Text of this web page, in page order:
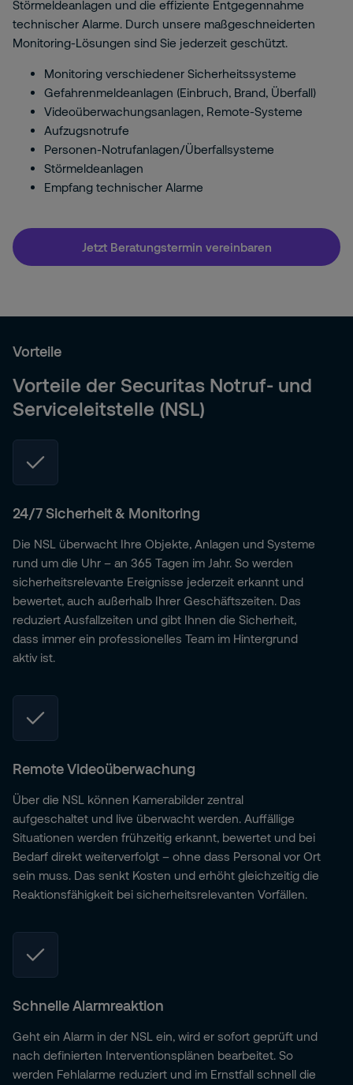
Störmeldeanlagen und die effiziente Entgegennahme
technischer Alarme. Durch unsere maßgeschneiderten
Monitoring-Lösungen sind Sie jederzeit geschützt.
Monitoring verschiedener Sicherheitssysteme
Gefahrenmeldeanlagen (Einbruch, Brand, Überfall)
Videoüberwachungsanlagen, Remote-Systeme
Aufzugsnotrufe
Personen-Notrufanlagen/Überfallsysteme
Störmeldeanlagen
Empfang technischer Alarme
Jetzt Beratungstermin vereinbaren
Vorteile
Vorteile der Securitas Notruf- und
Serviceleitstelle (NSL)
24/7 Sicherheit & Monitoring
Die NSL überwacht Ihre Objekte, Anlagen und Systeme
rund um die Uhr – an 365 Tagen im Jahr. So werden
sicherheitsrelevante Ereignisse jederzeit erkannt und
bewertet, auch außerhalb Ihrer Geschäftszeiten. Das
reduziert Ausfallzeiten und gibt Ihnen die Sicherheit,
dass immer ein professionelles Team im Hintergrund
aktiv ist.
Remote Videoüberwachung
Über die NSL können Kamerabilder zentral
aufgeschaltet und live überwacht werden. Auffällige
Situationen werden frühzeitig erkannt, bewertet und bei
Bedarf direkt weiterverfolgt – ohne dass Personal vor Ort
sein muss. Das senkt Kosten und erhöht gleichzeitig die
Reaktionsfähigkeit bei sicherheitsrelevanten Vorfällen.
Schnelle Alarmreaktion
Geht ein Alarm in der NSL ein, wird er sofort geprüft und
nach definierten Interventionsplänen bearbeitet. So
werden Fehlalarme reduziert und im Ernstfall schnell die